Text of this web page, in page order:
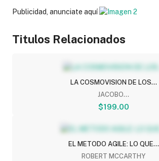
Publicidad, anunciate aquí
Titulos Relacionados
LA COSMOVISION DE LOS...
JACOBO...
$199.00
EL METODO AGILE: LO QUE...
ROBERT MCCARTHY